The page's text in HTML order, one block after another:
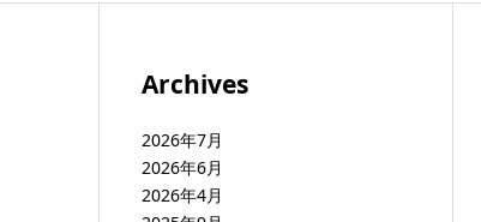
Archives
2026年7月
2026年6月
2026年4月